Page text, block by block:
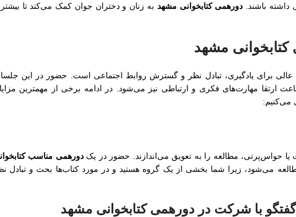
باشند. دورهمی کتابخوانی مشهد به زنان و دختران جوان کمک می‌کند تا بیشتر
مشهد
عالی برای یادگیری، تبادل نظر و گسترش روابط اجتماعی است. حضور در این
ارتقا مهارت‌های فکری و ارتباطی نیز می‌شود. در ادامه برخی از مهمترین
می‌کنیم:
یا حواس‌پرتی، مطالعه را به تعویق می‌اندازند. حضور در یکدورهمی مناسب
می‌شود، زیرا شما بخشی از یک گروه هستید و در مورد کتاب‌ها بحث و تبادل